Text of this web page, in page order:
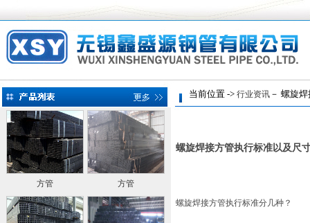
方管 方管
当前位置 -> 行业资讯 － 螺旋
螺旋焊接方管执行标准以及尺
螺旋焊接方管执行标准分几种？